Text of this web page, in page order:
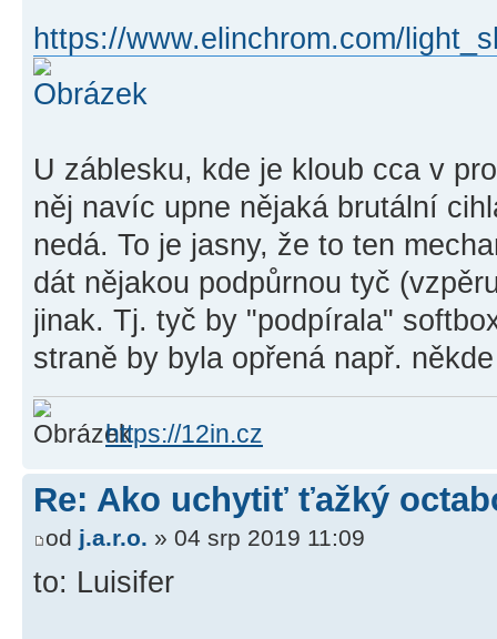
https://www.elinchrom.com/
U záblesku, kde je kloub cca v
něj navíc upne nějaká brutální
nedá. To je jasny, že to ten
dát nějakou podpůrnou tyč
jinak. Tj. tyč by "podpírala"
straně by byla opřená např.
https://12in.cz
Re: Ako uchytiť ťažký
od j.a.r.o. » 04 srp 2019 11:09
to: Luisifer